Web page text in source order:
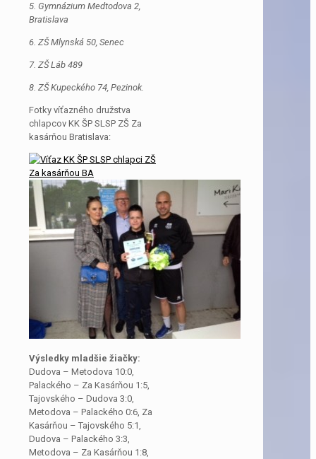
5. Gymnázium Medtodova 2,
Bratislava
6. ZŠ Mlynská 50, Senec
7. ZŠ Láb 489
8. ZŠ Kupeckého 74, Pezinok.
Fotky víťazného družstva
chlapcov KK ŠP SLSP ZŠ Za
kasárňou Bratislava:
Výsledky mladšie žiačky:
Dudova – Metodova 10:0,
Palackého – Za Kasárňou 1:5,
Tajovského – Dudova 3:0,
Metodova – Palackého 0:6, Za
Kasárňou – Tajovského 5:1,
Dudova – Palackého 3:3,
Metodova – Za Kasárňou 1:8,